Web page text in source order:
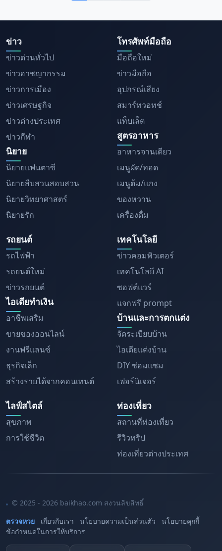
ข่าว
ข่าวด่วนทั่วไป
ข่าวอาชญากรรม
ข่าวการเมือง
ข่าวเศรษฐกิจ
ข่าวต่างประเทศ
ข่าวกีฬา
นิยาย
นิยายแฟนตาซี
นิยายสืบสวนสอบสวน
นิยายวิทยาศาสตร์
นิยายรัก
โทรศัพท์มือถือ
มือถือใหม่
ข่าวมือถือ
อุปกรณ์เสียง
สมาร์ทวอทช์
แท็บเล็ต
สูตรอาหาร
อาหารจานเดียว
เมนูผัด/ทอด
เมนูต้ม/แกง
ของหวาน
เครื่องดื่ม
รถยนต์
รถไฟฟ้า
รถยนต์ใหม่
ข่าวรถยนต์
ไอเดียทำเงิน
อาชีพเสริม
ขายของออนไลน์
งานฟรีแลนซ์
ธุรกิจเล็ก
สร้างรายได้จากคอนเทนต์
เทคโนโลยี
ข่าวคอมพิวเตอร์
เทคโนโลยี AI
ซอฟต์แวร์
แจกฟรี prompt
บ้านและการตกแต่ง
จัดระเบียบบ้าน
ไอเดียแต่งบ้าน
DIY ซ่อมแซม
เฟอร์นิเจอร์
ไลฟ์สไตล์
สุขภาพ
การใช้ชีวิต
ท่องเที่ยว
สถานที่ท่องเที่ยว
รีวิวทริป
ท่องเที่ยวต่างประเทศ
© 2025 - 2026 baikhao.com สงวนลิขสิทธิ์
ตรวจหวย
เกี่ยวกับเรา นโยบายความเป็นส่วนตัว
นโยบายคุกกี้
ข้อกำหนดในการให้บริการ